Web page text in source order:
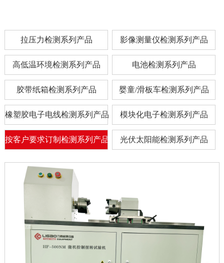
拉压力检测系列产品 影像测量仪检测系列产品
高低温环境检测系列产品 电池检测系列产品
胶带纸箱检测系列产品 婴童/滑板车检测系列产品
橡塑胶电子电线检测系列产品 模块化电子检测系列产品
按客户要求订制检测系列产品 光伏太阳能检测系列产品